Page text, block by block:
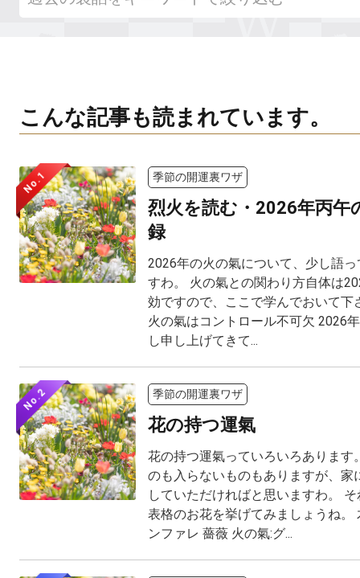
こんな記事も読まれています。
No.1 季節の開運裏ワザ
烈火を読む・2026年丙午
録
2026年の火の氣について、少し語
すわ。 火の氣との関わり方自体は
効ですので、ここで学んでおいて下
火の氣はコントロール不可欠 2026
し申し上げてきて...
No.2 季節の開運裏ワザ
花の持つ運氣
花の持つ運氣っていろいろあります
のも入らないものもありますが、家
していただければと思いますわ。
表格のお花を挙げてみましょうね。
ンファレ 薔薇 火の氣:グ...